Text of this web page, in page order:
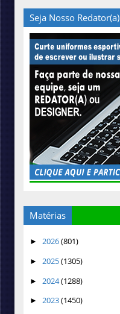
Seja Nosso Redator(a)
Matérias
► 2026(801)
► 2025(1305)
► 2024(1288)
► 2023(1450)